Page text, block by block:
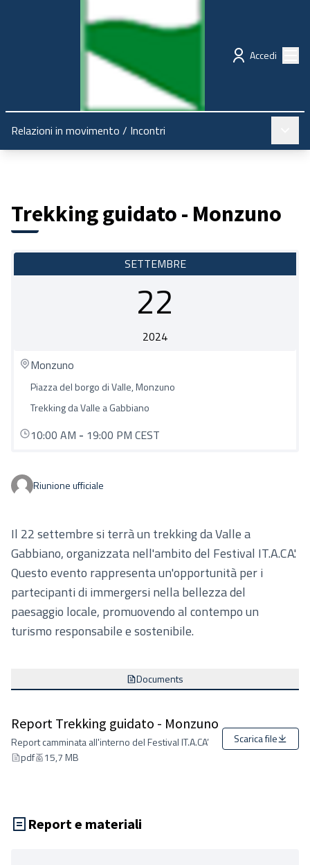
Regione Emilia-Romagna Partecipazione
Accedi
Relazioni in movimento / Incontri
Trekking guidato - Monzuno
SETTEMBRE
22
2024
Monzuno
Piazza del borgo di Valle, Monzuno
Trekking da Valle a Gabbiano
10:00 AM - 19:00 PM CEST
Riunione ufficiale
Il 22 settembre si terrà un trekking da Valle a
Gabbiano, organizzata nell'ambito del Festival IT.A.CA'.
Questo evento rappresenta un'opportunità per i
partecipanti di immergersi nella bellezza del
paesaggio locale, promuovendo al contempo un
turismo responsabile e sostenibile.
Documents
Report Trekking guidato - Monzuno
Report camminata all'interno del Festival IT.A.CA’
pdf
15,7 MB
Scarica file
Report e materiali